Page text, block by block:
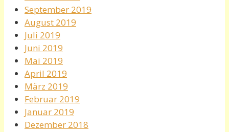
September 2019
August 2019
Juli 2019
Juni 2019
Mai 2019
April 2019
März 2019
Februar 2019
Januar 2019
Dezember 2018